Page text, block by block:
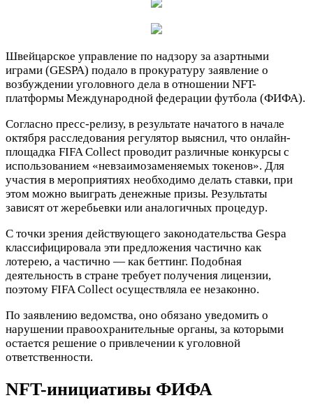
Швейцарское управление по надзору за азартными
играми (GESPA) подало в прокуратуру заявление о
возбуждении уголовного дела в отношении NFT-
платформы Международной федерации футбола (ФИФА).
Согласно пресс-релизу, в результате начатого в начале
октября расследования регулятор выяснил, что онлайн-
площадка FIFA Collect проводит различные конкурсы с
использованием «невзаимозаменяемых токенов». Для
участия в мероприятиях необходимо делать ставки, при
этом можно выиграть денежные призы. Результаты
зависят от жеребьевки или аналогичных процедур.
С точки зрения действующего законодательства Gespa
классифицировала эти предложения частично как
лотерею, а частично — как беттинг. Подобная
деятельность в стране требует получения лицензии,
поэтому FIFA Collect осуществляла ее незаконно.
По заявлению ведомства, оно обязано уведомить о
нарушении правоохранительные органы, за которыми
остается решение о привлечении к уголовной
ответственности.
NFT-инициативы ФИФА